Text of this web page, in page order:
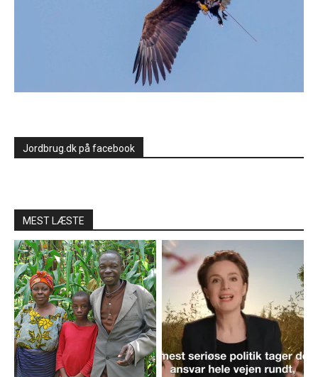
Jordbrug.dk på facebook
MEST LÆSTE